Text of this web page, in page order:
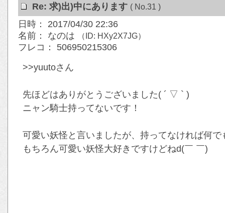
Re: 求)出)中にあります ( No.31 )
日時： 2017/04/30 22:36
名前： なのは
（ID: HXy2X7JG）
フレコ： 506950215306
>>yuutoさん
先ほどはありがとうございました( ´ ▽ ` )
ニャン騎士持ってないです！
可愛い妖怪と言いましたが、持ってなければ何
もちろん可愛い妖怪大好きですけどねd(￣ ￣)